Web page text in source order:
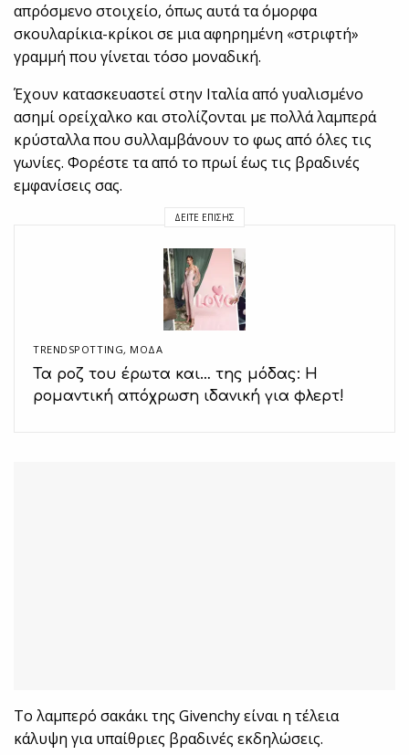
απρόσμενο στοιχείο, όπως αυτά τα όμορφα
σκουλαρίκια-κρίκοι σε μια αφηρημένη «στριφτή»
γραμμή που γίνεται τόσο μοναδική.
Έχουν κατασκευαστεί στην Ιταλία από γυαλισμένο
ασημί ορείχαλκο και στολίζονται με πολλά λαμπερά
κρύσταλλα που συλλαμβάνουν το φως από όλες τις
γωνίες. Φορέστε τα από το πρωί έως τις βραδινές
εμφανίσεις σας.
ΔΕΊΤΕ ΕΠΊΣΗΣ
TRENDSPOTTING, ΜΟΔΑ
Τα ροζ του έρωτα και… της μόδας: Η
ρομαντική απόχρωση ιδανική για φλερτ!
Το λαμπερό σακάκι της Givenchy είναι η τέλεια
κάλυψη για υπαίθριες βραδινές εκδηλώσεις.